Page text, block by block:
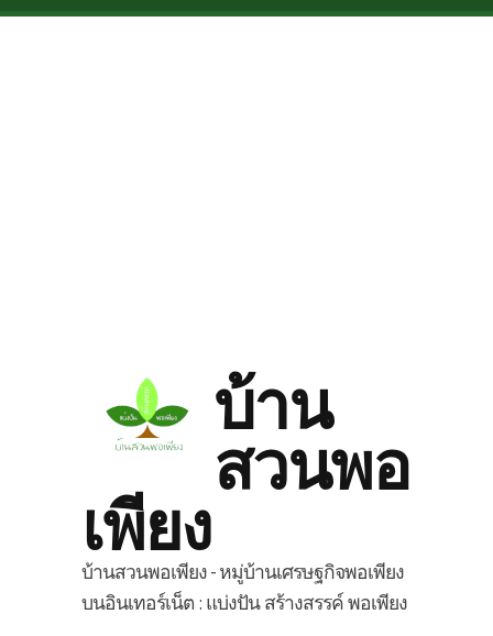
Skip to main content
บ้าน
สวนพอ
เพียง
บ้านสวนพอเพียง - หมู่บ้านเศรษฐกิจพอเพียง
บนอินเทอร์เน็ต : แบ่งปัน สร้างสรรค์ พอเพียง